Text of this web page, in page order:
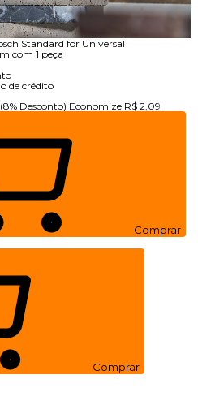
Standard for Universal
com 1 peça
de crédito
(8% Desconto) Economize R$ 2,09
Comprar
Comprar